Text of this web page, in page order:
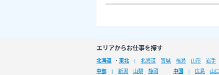
エリアからお仕事を探す
北海道 ・ 東北 北海道 宮城 福島 山形 岩手
中部
新潟 山梨 静岡 中国 広島 山口